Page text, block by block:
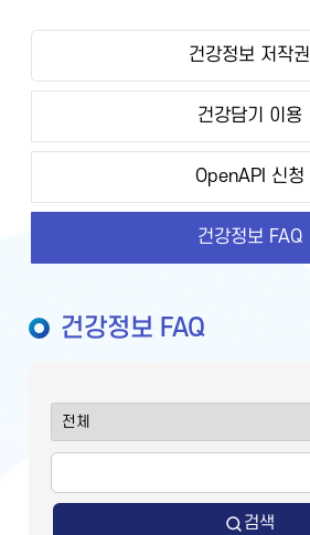
건강정보 저작권
건강담기 이용
OpenAPI 신청
건강정보 FAQ
건강정보 FAQ
검색